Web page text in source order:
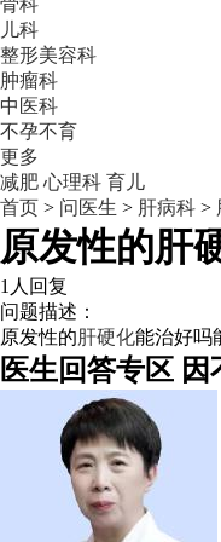
骨科
儿科
整形美容科
肿瘤科
中医科
不孕不育
更多
减肥 心理科 育儿
首页 > 问医生 > 肝病科 >
原发性的肝
1人回复
问题描述：
原发性的 肝硬化能治好吗
医生回答专区 因